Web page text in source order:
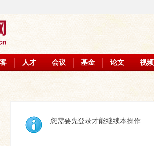
人才 会议 基金 论文 视频
您需要先登录才能继续本操作